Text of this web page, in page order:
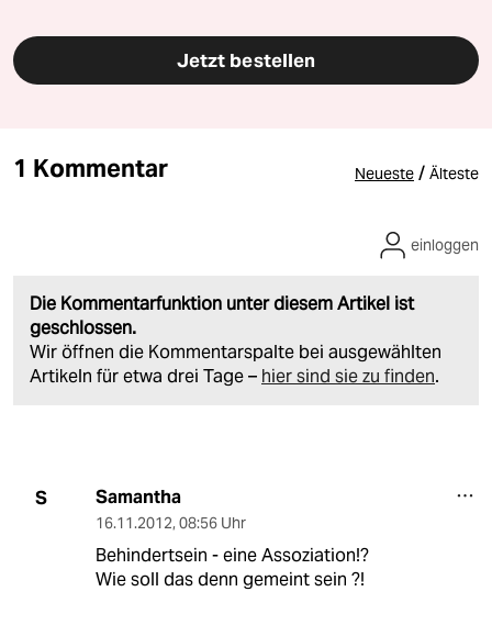
Jetzt bestellen
1 Kommentar Neueste / Älteste
Die Kommentarfunktion unter diesem Artikel ist
geschlossen.
Wir öffnen die Kommentarspalte bei ausgewählten
Artikeln für etwa drei Tage – hier sind sie zu finden.
einloggen
S Samantha
16.11.2012, 08:56 Uhr
Behindertsein - eine Assoziation!?
Wie soll das denn gemeint sein ?!